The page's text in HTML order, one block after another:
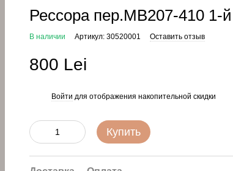
Рессора пер.MB207-410 1-
В наличии Артикул: 30520001 Оставить отзыв
800 Lei
Войти для отображения накопительной скидки
Купить